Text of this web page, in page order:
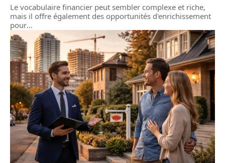
Le vocabulaire financier peut sembler complexe et riche,
mais il offre également des opportunités d'enrichissement
pour…